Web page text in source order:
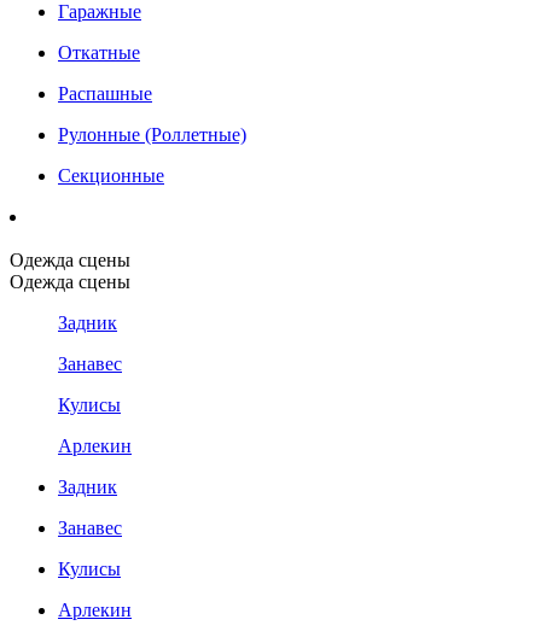
Гаражные
Откатные
Распашные
Рулонные (Роллетные)
Секционные
Одежда сцены
Одежда сцены
Задник
Занавес
Кулисы
Арлекин
Задник
Занавес
Кулисы
Арлекин